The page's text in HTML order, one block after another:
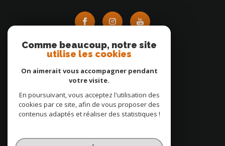
ADHÉRENTS
Comme beaucoup, notre site
utilise les cookies
On aimerait vous accompagner pendant
votre visite.
En poursuivant, vous acceptez l'utilisation des
cookies par ce site, afin de vous proposer des
contenus adaptés et réaliser des statistiques !